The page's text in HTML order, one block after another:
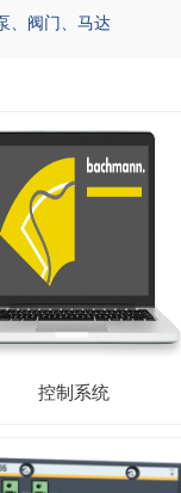
、阀门、马达
控制系统